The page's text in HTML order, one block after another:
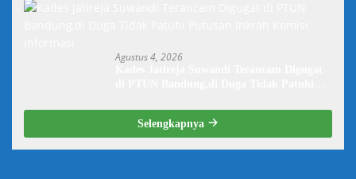
Agustus 4, 2026
Selengkapnya